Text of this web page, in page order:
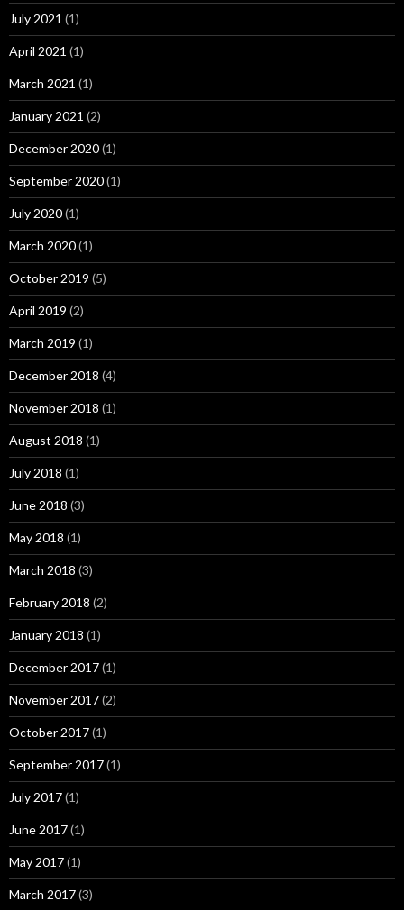
July 2021 (1)
April 2021 (1)
March 2021 (1)
January 2021 (2)
December 2020(1)
September 2020(1)
July 2020(1)
March 2020(1)
October 2019 (5)
April 2019 (2)
March 2019 (1)
December 2018 (4)
November 2018 (1)
August 2018 (1)
July 2018 (1)
June 2018 (3)
May 2018 (1)
March 2018 (3)
February 2018 (2)
January 2018 (1)
December 2017(1)
November 2017(2)
October 2017(1)
September 2017(1)
July 2017(1)
June 2017(1)
May 2017(1)
March 2017(3)